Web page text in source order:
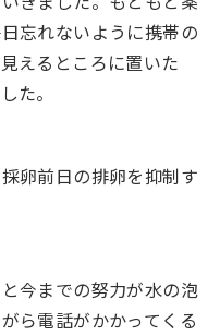
忘れないように携帯の
えるところに置いた
た。
卵前日の排卵を抑制す
今までの努力が水の泡
ら電話がかかってくる